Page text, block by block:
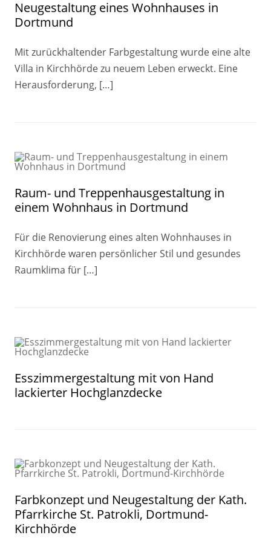
Neugestaltung eines Wohnhauses in
Dortmund
Mit zurückhaltender Farbgestaltung wurde eine alte
Villa in Kirchhörde zu neuem Leben erweckt. Eine
Herausforderung, […]
Raum- und Treppenhausgestaltung in
einem Wohnhaus in Dortmund
Für die Renovierung eines alten Wohnhauses in
Kirchhörde waren persönlicher Stil und gesundes
Raumklima für […]
Esszimmergestaltung mit von Hand
lackierter Hochglanzdecke
Farbkonzept und Neugestaltung der Kath.
Pfarrkirche St. Patrokli, Dortmund-
Kirchhörde